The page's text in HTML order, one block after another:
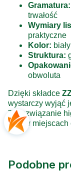
Gramatura:
trwałość
Wymiary
praktyczne
Kolor:
Struktura:
obwoluta
Dzięki składce
wystarczy wyjąć
To rozwiązanie
jak i w miejscach
Podobne